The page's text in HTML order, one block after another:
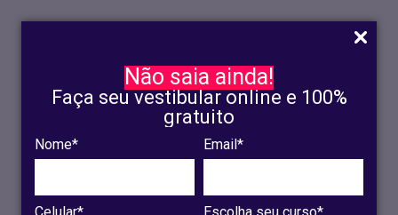
Não saia ainda!
Faça seu vestibular online e 100%
gratuito
Nome* Email*
INSCRIÇÃO
OLINDA